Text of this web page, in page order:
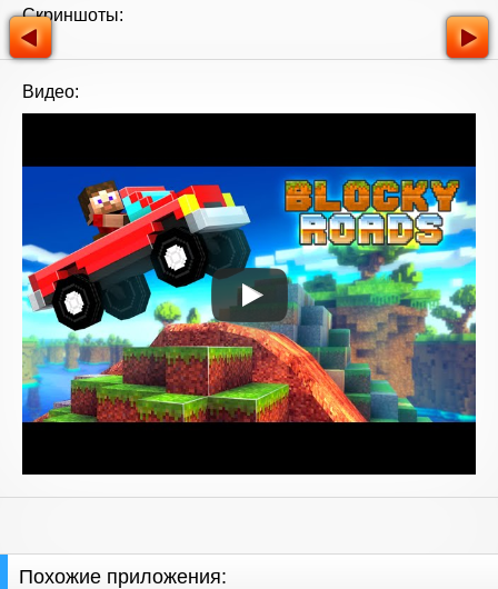
Скриншоты:
Видео:
Похожие приложения: